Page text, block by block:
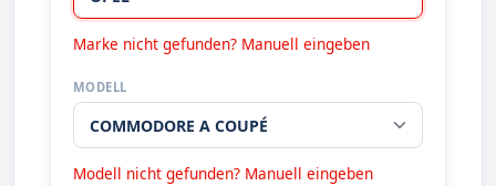
Marke nicht gefunden? Manuell eingeben
MODELL
Modell nicht gefunden? Manuell eingeben